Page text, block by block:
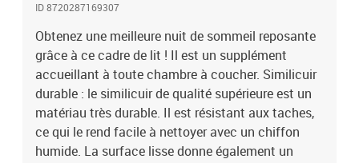
ID 8720287169307
Obtenez une meilleure nuit de sommeil reposante
grâce à ce cadre de lit ! Il est un supplément
accueillant à toute chambre à coucher. Similicuir
durable : le similicuir de qualité supérieure est un
matériau très durable. Il est résistant aux taches,
ce qui le rend facile à nettoyer avec un chiffon
humide. La surface lisse donne également un